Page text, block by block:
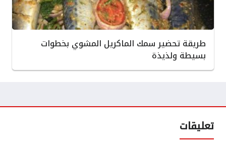
طريقة تحضير سمك الماكريل المشوي بخطوات
بسيطة ولذيذة
تعليقات